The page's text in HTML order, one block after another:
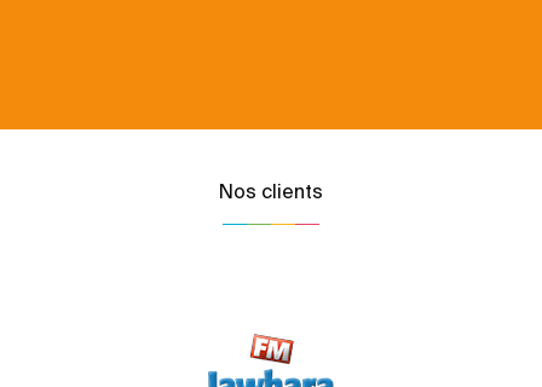
Nos clients